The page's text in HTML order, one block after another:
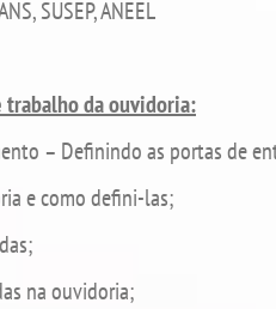
SUSEP, ANEEL
da ouvidoria:
– Definindo as portas de
e como defini-las;
na ouvidoria;